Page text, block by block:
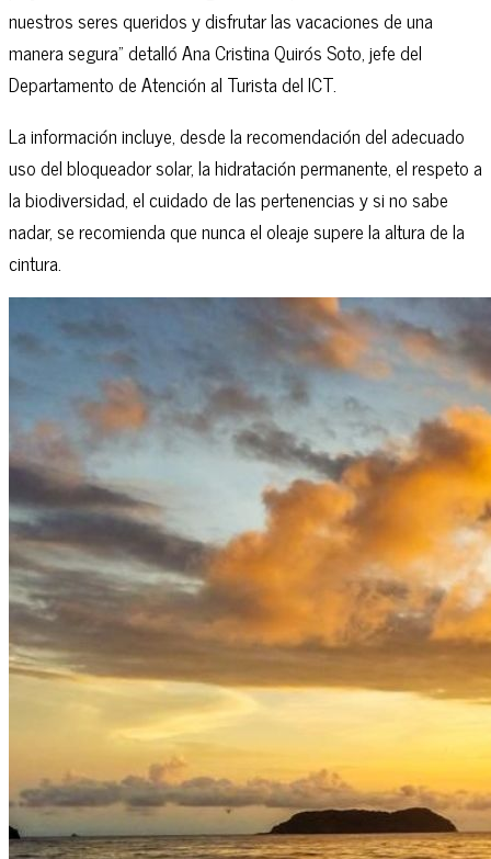
nuestros seres queridos y disfrutar las vacaciones de una
manera segura” detalló Ana Cristina Quirós Soto, jefe del
Departamento de Atención al Turista del ICT.
La información incluye, desde la recomendación del adecuado
uso del bloqueador solar, la hidratación permanente, el respeto a
la biodiversidad, el cuidado de las pertenencias y si no sabe
nadar, se recomienda que nunca el oleaje supere la altura de la
cintura.